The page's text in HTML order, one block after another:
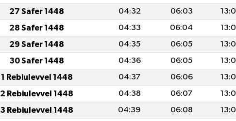
27 Safer 1448 04:32 06:03
28 Safer 1448 04:33 06:04
29 Safer 1448 04:35 06:05
30 Safer 1448 04:36 06:05
1 Rebiulevvel 1448 04:37 06:06
2 Rebiulevvel 1448 04:38 06:07
3 Rebiulevvel 1448 04:39 06:08